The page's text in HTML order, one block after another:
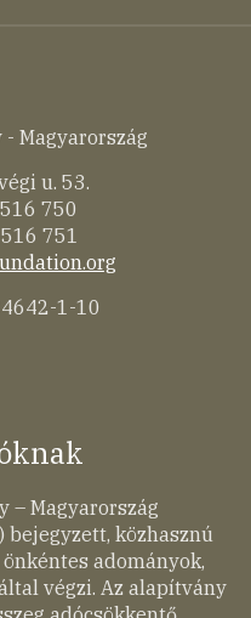
Magyarország
u. 53.
750
751
1-10
– Magyarország
bejegyzett, közhasznú
adományok,
végzi. Az alapítvány